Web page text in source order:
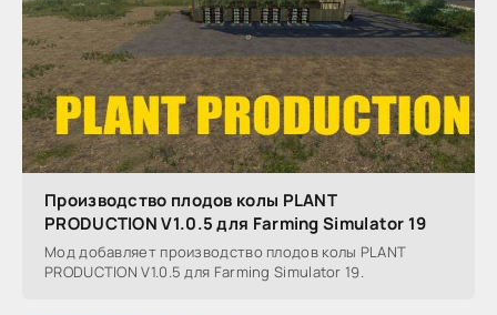
Производство плодов колы PLANT
PRODUCTION V1.0.5 для Farming Simulator 19
Мод добавляет производство плодов колы PLANT
PRODUCTION V1.0.5 для Farming Simulator 19.